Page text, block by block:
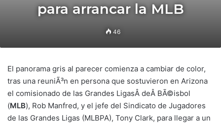
para arrancar la MLB
46
El panorama gris al parecer comienza a cambiar de color,
tras una reuniÃ³n en persona que sostuvieron en Arizona
el comisionado de las Grandes LigasÂ deÂ BÃ©isbol
(MLB), Rob Manfred, y el jefe del Sindicato de Jugadores
de las Grandes Ligas (MLBPA), Tony Clark, para llegar a un